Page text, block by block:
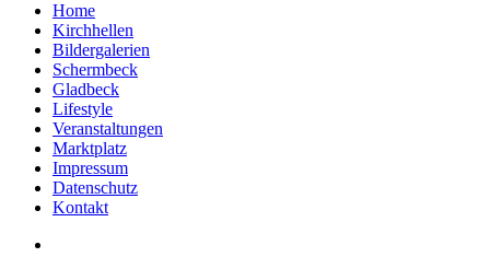
Home
Kirchhellen
Bildergalerien
Schermbeck
Gladbeck
Lifestyle
Veranstaltungen
Marktplatz
Impressum
Datenschutz
Kontakt